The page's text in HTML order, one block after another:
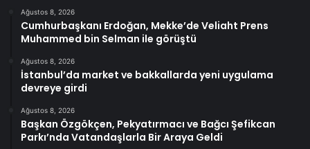
Ağustos 8, 2026
Cumhurbaşkanı Erdoğan, Mekke’de Veliaht Prens
Muhammed bin Selman ile görüştü
Ağustos 8, 2026
İstanbul’da market ve bakkallarda yeni uygulama
devreye girdi
Ağustos 8, 2026
Başkan Özgökçen, Pekyatırmacı ve Bağcı Şefikcan
Parkı’nda Vatandaşlarla Bir Araya Geldi